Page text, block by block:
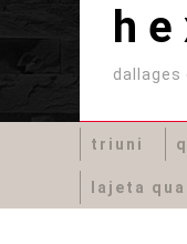
dallages
triuni
lajeta